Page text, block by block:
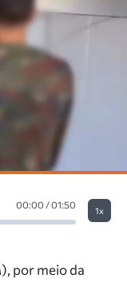
00:00 / 01:50
1x
por meio da